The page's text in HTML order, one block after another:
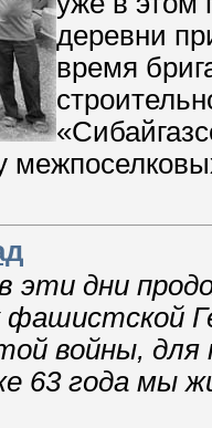
деревни
время
эти дни
войны,
63 года мы